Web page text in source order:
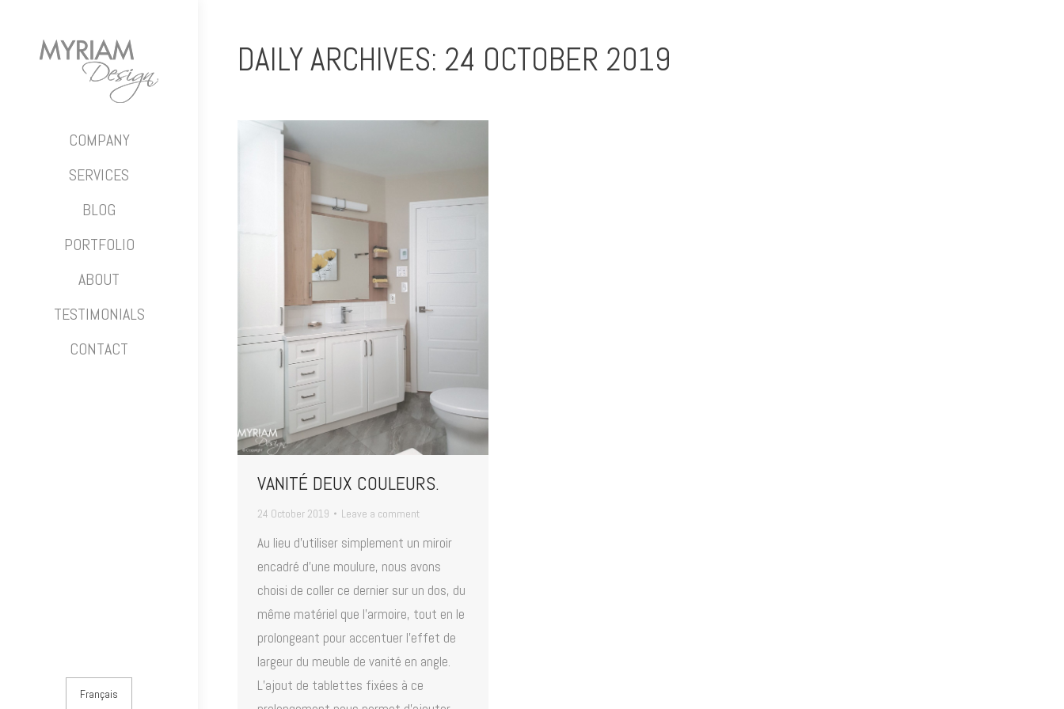
COMPANY
SERVICES
BLOG
PORTFOLIO
ABOUT
TESTIMONIALS
CONTACT
Français
DAILY ARCHIVES: 24 OCTOBER 2019
VANITÉ DEUX COULEURS.
24 October 2019 Leave a comment
Au lieu d’utiliser simplement un miroir
encadré d’une moulure, nous avons
choisi de coller ce dernier sur un dos, du
même matériel que l’armoire, tout en le
prolongeant pour accentuer l’effet de
largeur du meuble de vanité en angle.
L’ajout de tablettes fixées à ce